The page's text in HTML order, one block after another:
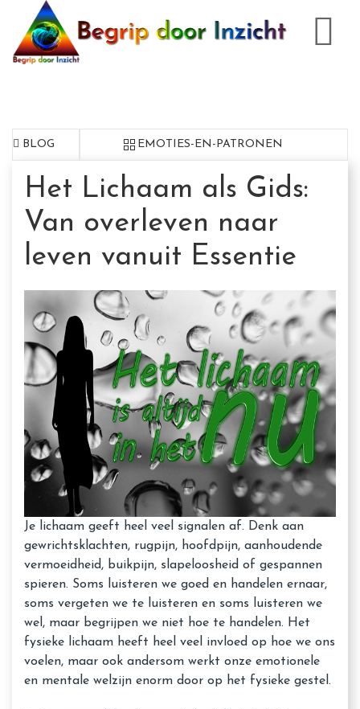
BLOG EMOTIES-EN-PATRONEN
Het Lichaam als Gids:
Van overleven naar
leven vanuit Essentie
Je lichaam geeft heel veel signalen af. Denk aan
gewrichtsklachten, rugpijn, hoofdpijn, aanhoudende
vermoeidheid, buikpijn, slapeloosheid of gespannen
spieren. Soms luisteren we goed en handelen ernaar,
soms vergeten we te luisteren en soms luisteren we
wel, maar begrijpen we niet hoe te handelen. Het
fysieke lichaam heeft heel veel invloed op hoe we ons
voelen, maar ook andersom werkt onze emotionele
en mentale welzijn enorm door op het fysieke gestel.